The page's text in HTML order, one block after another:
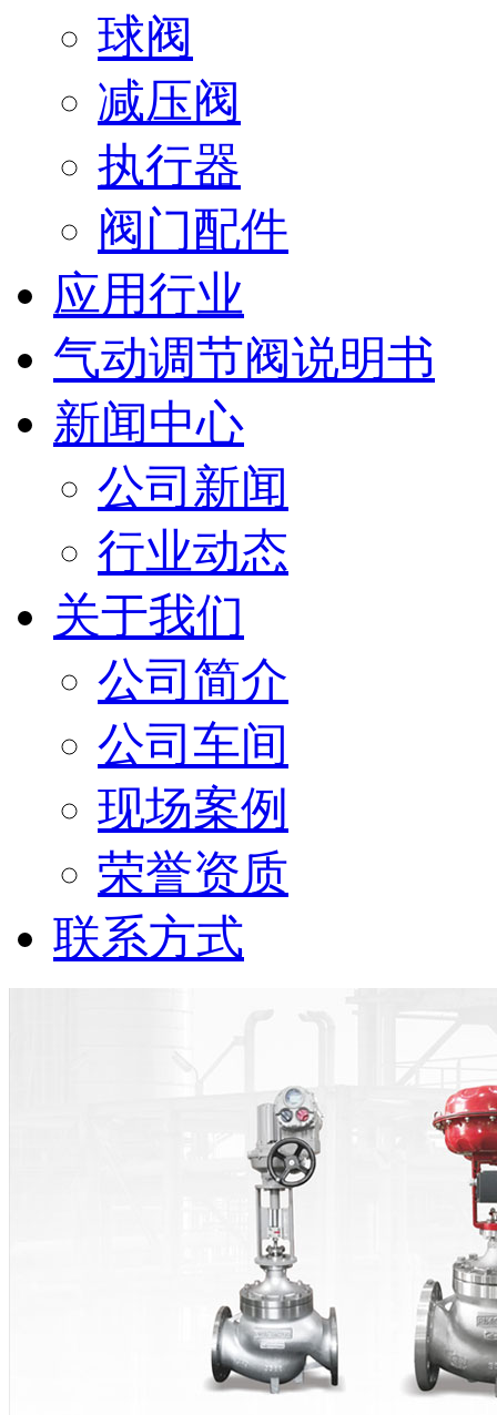
球阀
减压阀
执行器
阀门配件
应用行业
气动调节阀说明书
新闻中心
公司新闻
行业动态
关于我们
公司简介
公司车间
现场案例
荣誉资质
联系方式